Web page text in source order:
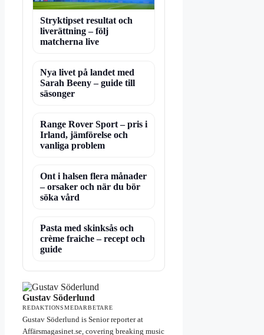
Stryktipset resultat och
liverättning – följ
matcherna live
Nya livet på landet med
Sarah Beeny – guide till
säsonger
Range Rover Sport – pris i
Irland, jämförelse och
vanliga problem
Ont i halsen flera månader
– orsaker och när du bör
söka vård
Pasta med skinksås och
crème fraiche – recept och
guide
Gustav Söderlund
REDAKTIONSMEDARBETARE
Gustav Söderlund is Senior reporter at
Affärsmagasinet.se, covering breaking music